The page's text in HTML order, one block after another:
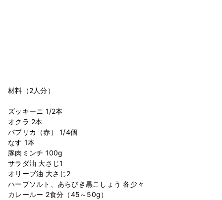
材料（2人分）
ズッキーニ 1/2本
オクラ 2本
パプリカ（赤） 1/4個
なす 1本
豚肉ミンチ 100g
サラダ油 大さじ1
オリーブ油 大さじ2
ハーブソルト、あらびき黒こしょう 各少々
カレールー 2食分（45～50g）